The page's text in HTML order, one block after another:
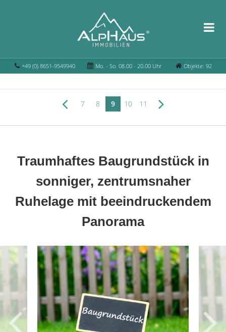
+49 (0) 8651-9549940 Mo. - So. 08.00 - 20.00 Uhr Objekte: 92
7 8 9 10 11
Traumhaftes Baugrundstück in
sonniger, zentrumsnaher
Ruhelage mit beeindruckendem
Panorama